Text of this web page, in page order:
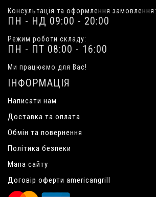
Консультація та оформлення замовлення:
ПН - НД 09:00 - 20:00
Режим роботи складу:
ПН - ПТ 08:00 - 16:00
Ми працюємо для Вас!
ІНФОРМАЦІЯ
Написати нам
Доставка та оплата
Обмін та повернення
Політика безпеки
Мапа сайту
Договір оферти americangrill